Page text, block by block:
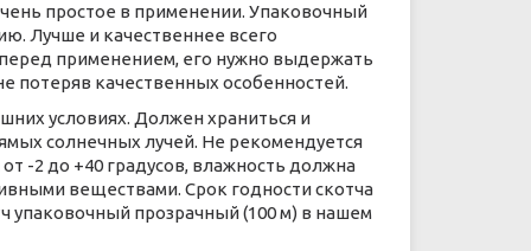
простое в применении. Упаковочный
Лучше и качественнее всего
перед применением, его нужно выдержать
потеряв качественных особенностей.
условиях. Должен храниться и
солнечных лучей. Не рекомендуется
-2 до +40 градусов, влажность должна
веществами. Срок годности скотча
упаковочный прозрачный (100 м) в нашем